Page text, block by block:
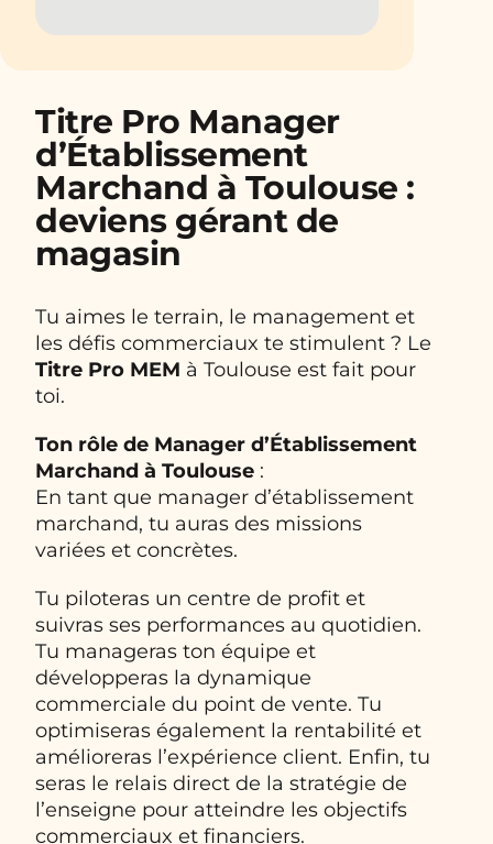
Titre Pro Manager
d’Établissement
Marchand à Toulouse :
deviens gérant de
magasin
Tu aimes le terrain, le management et
les défis commerciaux te stimulent ? Le
Titre Pro MEM à Toulouse est fait pour
toi.
Ton rôle de Manager d’Établissement
Marchand à Toulouse :
En tant que manager d’établissement
marchand, tu auras des missions
variées et concrètes.
Tu piloteras un centre de profit et
suivras ses performances au quotidien.
Tu manageras ton équipe et
développeras la dynamique
commerciale du point de vente. Tu
optimiseras également la rentabilité et
amélioreras l’expérience client. Enfin, tu
seras le relais direct de la stratégie de
l’enseigne pour atteindre les objectifs
commerciaux et financiers.